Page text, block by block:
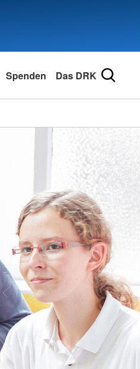
Spenden Das DRK